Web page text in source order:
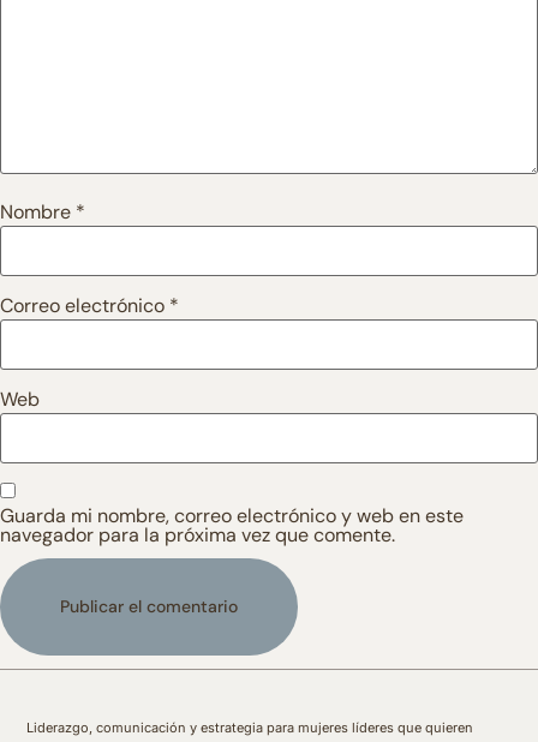
Nombre *
Correo electrónico *
Web
Guarda mi nombre, correo electrónico y web en este
navegador para la próxima vez que comente.
Liderazgo, comunicación y estrategia para mujeres líderes que quieren